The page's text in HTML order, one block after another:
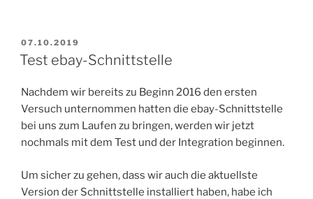
VERÖFFENTLICHT
AM
07.10.2019
Test ebay-Schnittstelle
Nachdem wir bereits zu Beginn 2016 den ersten
Versuch unternommen hatten die ebay-Schnittstelle
bei uns zum Laufen zu bringen, werden wir jetzt
nochmals mit dem Test und der Integration beginnen.
Um sicher zu gehen, dass wir auch die aktuellste
Version der Schnittstelle installiert haben, habe ich